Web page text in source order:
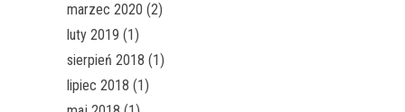
marzec 2020 (2)
luty 2019 (1)
sierpień 2018 (1)
lipiec 2018 (1)